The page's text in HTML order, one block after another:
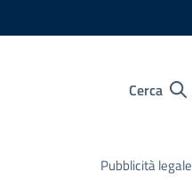
Cerca
Pubblicità legale